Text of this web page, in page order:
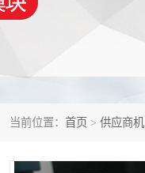
当前位置： 首页 > 供应商机